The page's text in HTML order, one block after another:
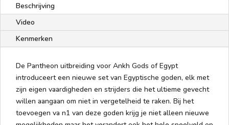
Beschrijving
Video
Kenmerken
De Pantheon uitbreiding voor Ankh Gods of Egypt
introduceert een nieuwe set van Egyptische goden, elk met
zijn eigen vaardigheden en strijders die het ultieme gevecht
willen aangaan om niet in vergetelheid te raken. Bij het
toevoegen va n1 van deze goden krijg je niet alleen nieuwe